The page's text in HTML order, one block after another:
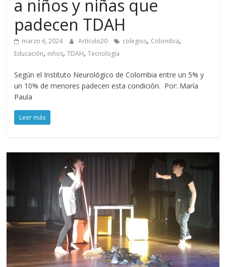
a niños y niñas que
padecen TDAH
marzo 6, 2024 Artículo20 colegios, Colombia,
Educación, niños,TDAH,Tecnología
Según el Instituto Neurológico de Colombia entre un 5% y
un 10% de menores padecen esta condición. Por: María
Paula
Leer más